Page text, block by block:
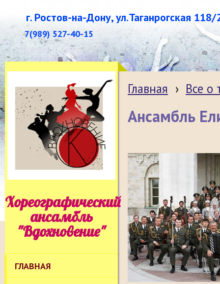
г. Ростов-на-Дону, ул.Таганрогская 118/
7(989) 527-40-15
Хореографический
ансамбль
"Вдохновение"
ГЛАВНАЯ
Главная › Все о
Ансамбль